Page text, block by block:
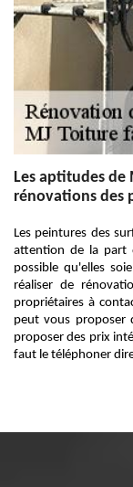
Les aptitudes de
rénovations des
Les peintures des
attention de la part
possible qu'elles
réaliser de
propriétaires à
peut vous proposer
proposer des prix
faut le téléphoner